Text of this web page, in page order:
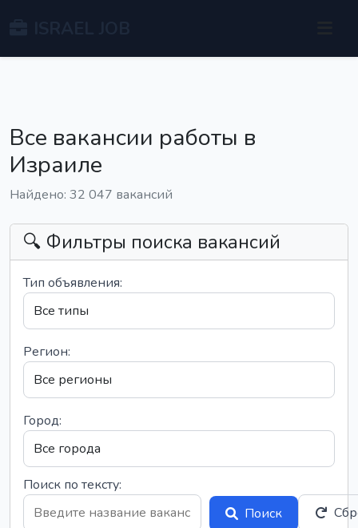
Все вакансии работы в
Израиле
Найдено: 32 047 вакансий
🔍 Фильтры поиска вакансий
Тип объявления:
Регион:
Город:
Поиск по тексту:
Поиск